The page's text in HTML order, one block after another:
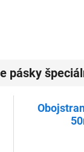
pásky